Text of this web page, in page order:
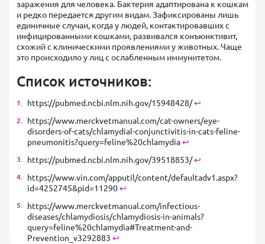
заражения для человека. Бактерия адаптирована к кошкам
и редко передается другим видам. Зафиксированы лишь
единичные случаи, когда у людей, контактировавших с
инфицированными кошками, развивался конъюнктивит,
схожий с клиническими проявлениями у животных. Чаще
это происходило у лиц с ослабленным иммунитетом.
Список источников:
https://pubmed.ncbi.nlm.nih.gov/15948428/↩︎
https://www.merckvetmanual.com/cat-owners/eye-
disorders-of-cats/chlamydial-conjunctivitis-in-cats-feline-
pneumonitis?query=feline%20chlamydia↩︎
https://pubmed.ncbi.nlm.nih.gov/39518853/↩︎
https://www.vin.com/apputil/content/defaultadv1.aspx?
id=4252745&pid=11290↩︎
https://www.merckvetmanual.com/infectious-
diseases/chlamydiosis/chlamydiosis-in-animals?
query=feline%20chlamydia#Treatment-and-
Prevention_v3292883 ↩︎